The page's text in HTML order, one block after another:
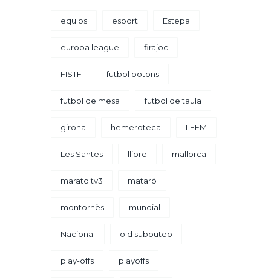
equips esport Estepa
europa league firajoc
FISTF futbol botons
futbol de mesa futbol de taula
girona hemeroteca LEFM
Les Santes llibre mallorca
marato tv3 mataró
montornès mundial
Nacional old subbuteo
play-offs playoffs